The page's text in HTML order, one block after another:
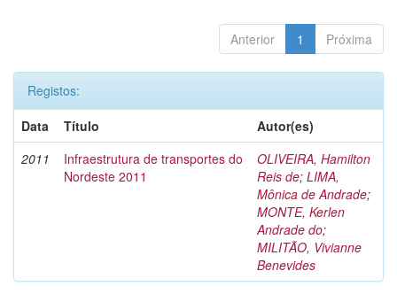
Anterior 1 Próxima
Registos:
Data
Título
Autor(es)
2011
Infraestrutura de transportes do
Nordeste 2011
OLIVEIRA, Hamilton
Reis de; LIMA,
Mônica de Andrade;
MONTE, Kerlen
Andrade do;
MILITÃO, Vivianne
Benevides